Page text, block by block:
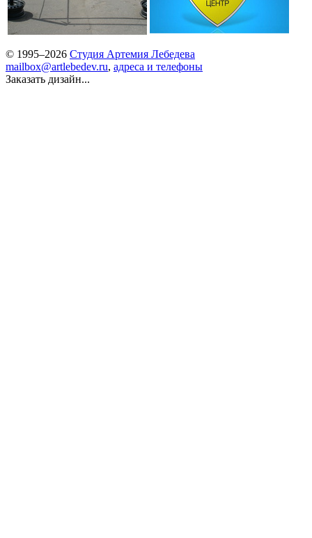
© 1995–2026 Студия Артемия Лебедева
mailbox@artlebedev.ru, адреса и телефоны
Заказать дизайн...